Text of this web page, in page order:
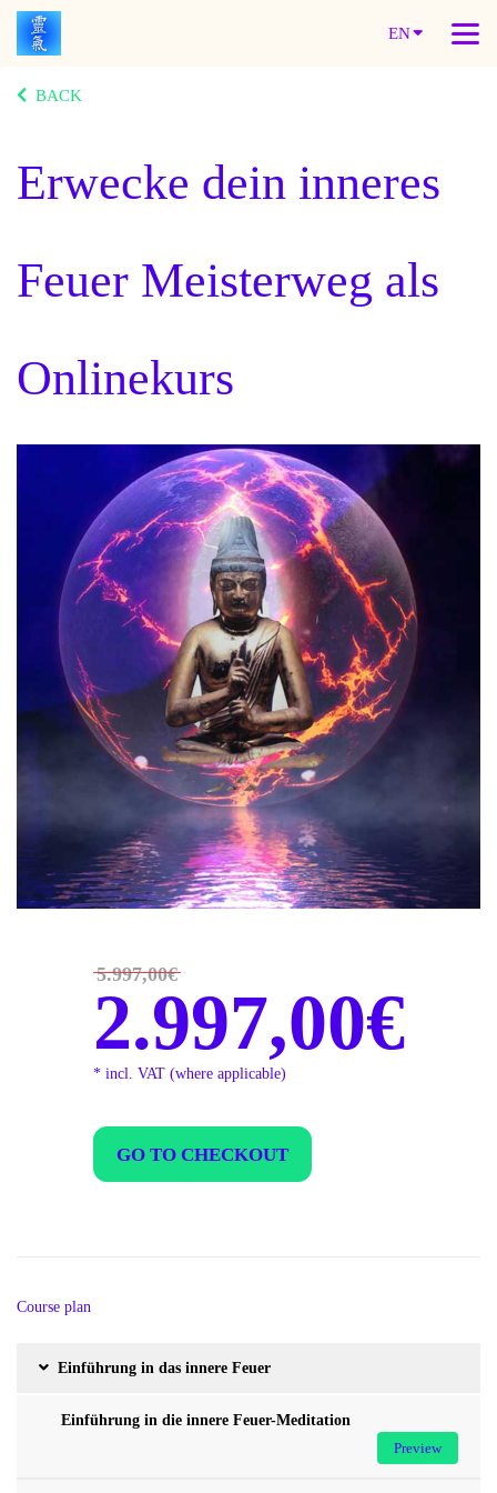
EN
BACK
Erwecke dein inneres
Feuer Meisterweg als
Onlinekurs
5.997,00€
2.997,00€
* incl. VAT (where applicable)
GO TO CHECKOUT
Course plan
Einführung in das innere Feuer
Einführung in die innere Feuer-Meditation
Preview